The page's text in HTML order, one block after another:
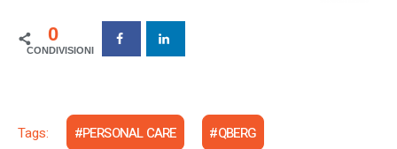
0
Tags: PERSONAL CARE QBERG